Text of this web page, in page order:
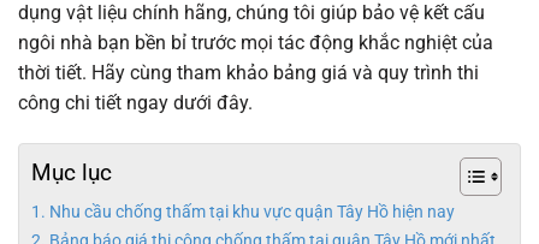
dụng vật liệu chính hãng, chúng tôi giúp bảo vệ kết cấu
ngôi nhà bạn bền bỉ trước mọi tác động khắc nghiệt của
thời tiết. Hãy cùng tham khảo bảng giá và quy trình thi
công chi tiết ngay dưới đây.
Mục lục
Nhu cầu chống thấm tại khu vực quận Tây Hồ hiện nay